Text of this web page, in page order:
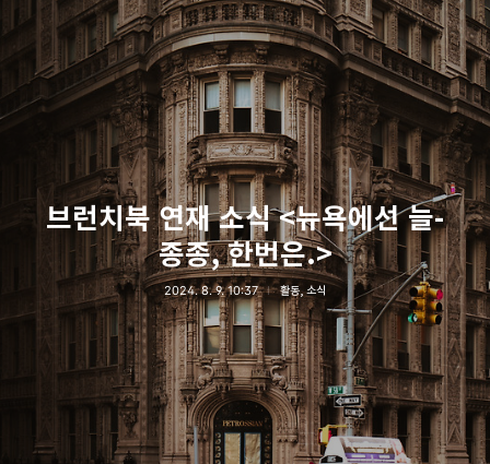
브런치북 연재 소식 <뉴욕에선 늘-
종종, 한번은.>
2024. 8. 9. 10:37 활동, 소식
빛으로 쓴 편지
mistyfriday